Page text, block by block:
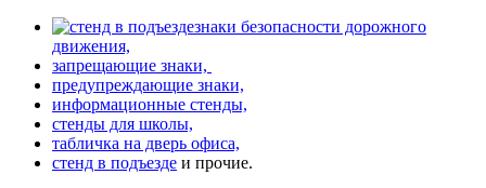
знаки безопасности дорожного
движения,
запрещающие знаки,
предупреждающие знаки,
информационные стенды,
стенды для школы,
табличка на дверь офиса,
стенд в подъезде и прочие.